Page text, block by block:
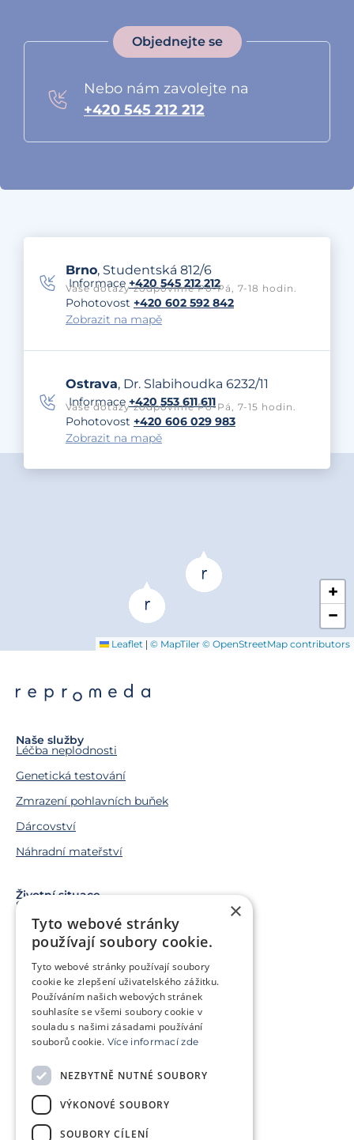
Objednejte se
Nebo nám zavolejte na
+420 545 212 212
Brno, Studentská 812/6
Informace +420 545 212 212
Vaše dotazy zodpovíme Po-Pá, 7-18 hodin.
Pohotovost +420 602 592 842
Zobrazit na mapě
Ostrava, Dr. Slabihoudka 6232/11
Informace +420 553 611 611
Vaše dotazy zodpovíme Po-Pá, 7-15 hodin.
Pohotovost +420 606 029 983
Zobrazit na mapě
+
−
Leaflet | © MapTiler © OpenStreetMap contributors
Naše služby
Léčba neplodnosti
Genetická testování
Zmrazení pohlavních buňek
Dárcovství
Náhradní mateřství
Životní situace
Snažíme se o miminko
Chci miminko v budoucnu
Jsem v onkologické léčbě
Chci pomoct jiným párům
Klientská zóna
Slovníček pojmů
Často kladené dotazy
Ke stažení
Kontakt
Ceník
×
Tyto webové stránky
používají soubory cookie.
Tyto webové stránky používají soubory
cookie ke zlepšení uživatelského zážitku.
Používáním našich webových stránek
souhlasíte se všemi soubory cookie v
souladu s našimi zásadami používání
souborů cookie. Více informací zde
NEZBYTNĚ NUTNÉ SOUBORY
VÝKONOVÉ SOUBORY
SOUBORY CÍLENÍ